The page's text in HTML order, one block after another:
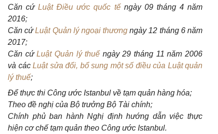
Căn cứLuật Điều ước quốc tế ngày 09 tháng 4 năm
2016;
Căn cứLuật Quản lý ngoại thươngngày 12 tháng 6 năm
2017;
Căn cứLuật Quản lý thuế ngày 29 tháng 11 năm 2006
và các Luật sửa đổi, bổ sung một số điều của Luật quản
lý thuế;
Để thực thi Công ước Istanbul về tạm quản hàng hóa;
Theo đề nghị của Bộ trưởng Bộ Tài chính;
Chính phủ ban hành Nghị định hướng dẫn việc thực
hiện cơ chế tạm quản theo Công ước Istanbul.